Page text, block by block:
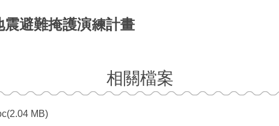
避難掩護演練計畫
相關檔案
MB)